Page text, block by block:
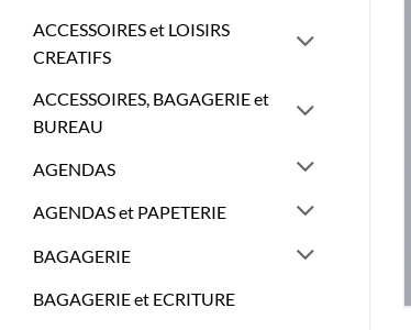
ACCESSOIRES et LOISIRS
CREATIFS
ACCESSOIRES, BAGAGERIE et
BUREAU
AGENDAS
AGENDAS et PAPETERIE
BAGAGERIE
BAGAGERIE et ECRITURE